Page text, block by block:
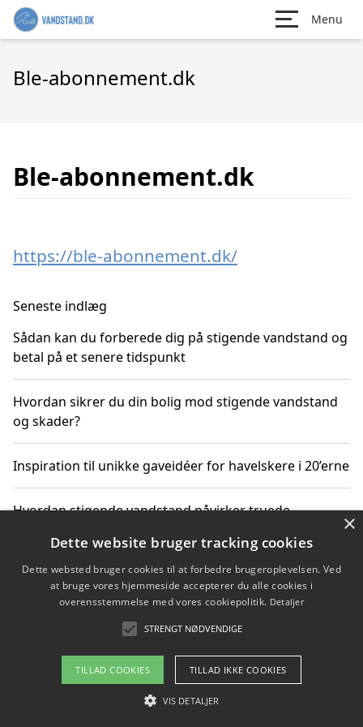
Menu
Ble-abonnement.dk
Ble-abonnement.dk
https://ble-abonnement.dk/
Seneste indlæg
Sådan kan du forberede dig på stigende vandstand og
betal på et senere tidspunkt
Hvordan sikrer du din bolig mod stigende vandstand
og skader?
Inspiration til unikke gaveidéer for havelskere i 20’erne
Hvordan stigende vandstand påvirker truede
Sådan vælger du de bedste vandrerygsække til
vandreture i Danmark
Copyright 2026 - Pilanto Aps
Om / kontakt
×
Dette website bruger tracking cookies
Dette websted bruger cookies til at forbedre brugeroplevelsen. Ved
at bruge vores hjemmeside accepterer du alle cookies i
overensstemmelse med vores cookiepolitik. Detaljer
STRENGT NØDVENDIGE
TILLAD COOKIES TILLAD IKKE COOKIES
VIS DETALJER